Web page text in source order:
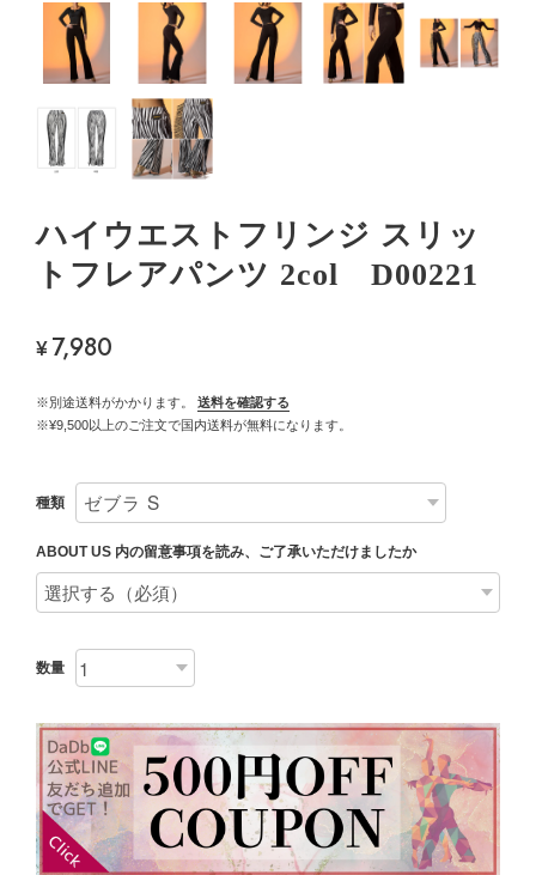
ハイウエストフリンジ スリッ
トフレアパンツ 2col D00221
¥7,980
※別途送料がかかります。
送料を確認する
※¥9,500以上のご注文で国内送料が無料になります。
種類
ABOUT US 内の留意事項を読み、ご了承いただけましたか
数量